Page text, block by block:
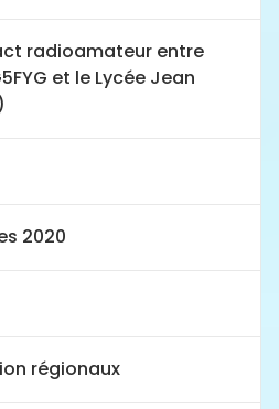
radioamateur entre
et le Lycée Jean
2020
régionaux